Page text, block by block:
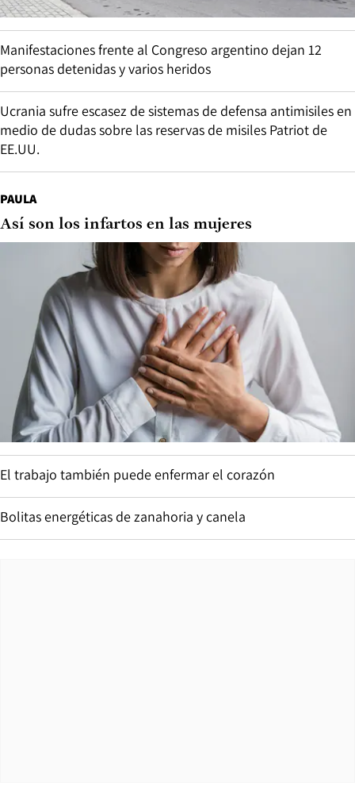
Manifestaciones frente al Congreso argentino dejan 12
personas detenidas y varios heridos
Ucrania sufre escasez de sistemas de defensa antimisiles en
medio de dudas sobre las reservas de misiles Patriot de
EE.UU.
PAULA
Así son los infartos en las mujeres
El trabajo también puede enfermar el corazón
Bolitas energéticas de zanahoria y canela